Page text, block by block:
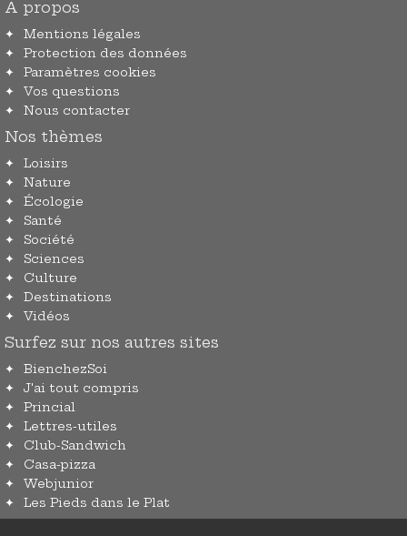
A propos
Mentions légales
Protection des données
Paramètres cookies
Vos questions
Nous contacter
Nos thèmes
Loisirs
Nature
Écologie
Santé
Société
Sciences
Culture
Destinations
Vidéos
Surfez sur nos autres sites
BienchezSoi
J'ai tout compris
Princial
Lettres-utiles
Club-Sandwich
Casa-pizza
Webjunior
Les Pieds dans le Plat